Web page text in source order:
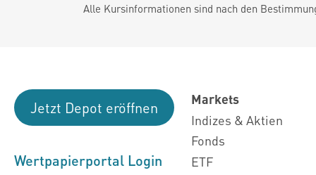
Alle Kursinformationen sind nach den
Jetzt Depot eröffnen
Wertpapierportal Login
Markets
Indizes & Aktien
Fonds
ETF